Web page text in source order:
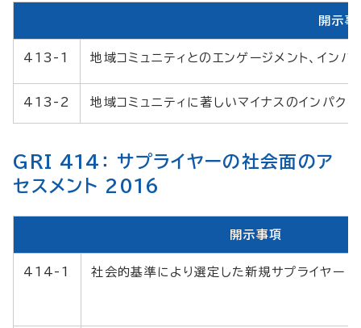
開示事
413-1 地域コミュニティとのエンゲージメント、イン
413-2 地域コミュニティに著しいマイナスのインパク
GRI 414： サプライヤーの社会面のア
セスメント 2016
開示事項
414-1 社会的基準により選定した新規サプライヤー